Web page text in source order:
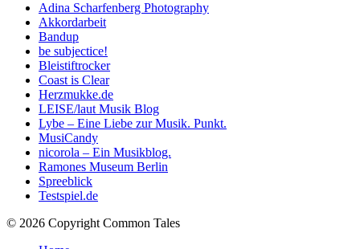
Adina Scharfenberg Photography
Akkordarbeit
Bandup
be subjectice!
Bleistiftrocker
Coast is Clear
Herzmukke.de
LEISE/laut Musik Blog
Lybe – Eine Liebe zur Musik. Punkt.
MusiCandy
nicorola – Ein Musikblog.
Ramones Museum Berlin
Spreeblick
Testspiel.de
© 2026 Copyright Common Tales